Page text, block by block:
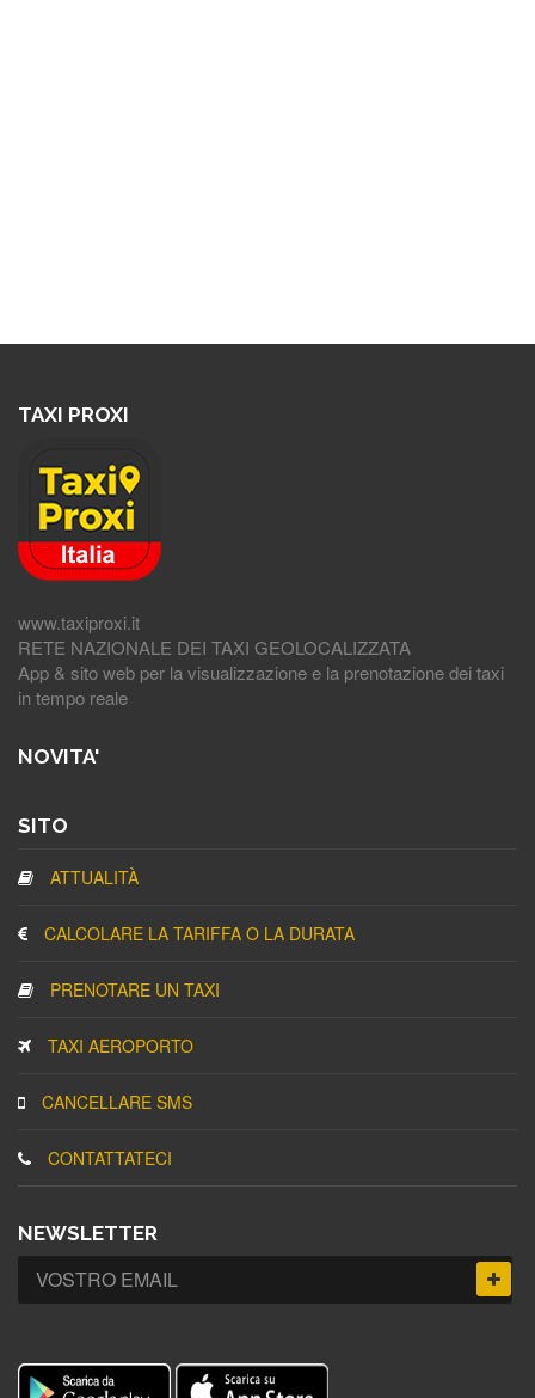
TAXI PROXI
www.taxiproxi.it
RETE NAZIONALE DEI TAXI GEOLOCALIZZATA
App & sito web per la visualizzazione e la prenotazione dei taxi
in tempo reale
NOVITA'
SITO
ATTUALITÀ
CALCOLARE LA TARIFFA O LA DURATA
PRENOTARE UN TAXI
TAXI AEROPORTO
CANCELLARE SMS
CONTATTATECI
NEWSLETTER